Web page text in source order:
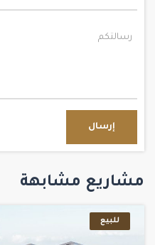
إرسال
مشاريع مشابهة
للبيع